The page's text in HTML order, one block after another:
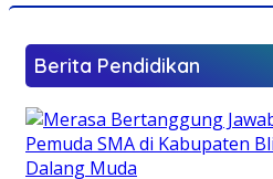
Berita Pendidikan